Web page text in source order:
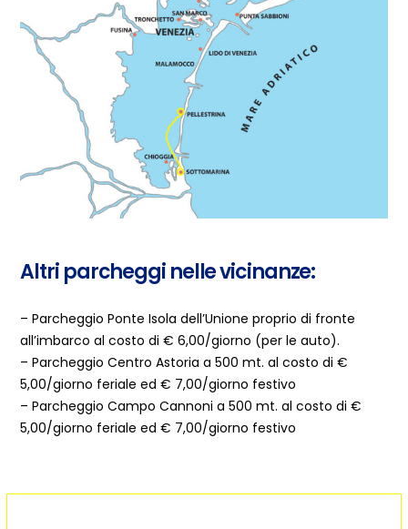
Altri parcheggi nelle vicinanze:
– Parcheggio Ponte Isola dell’Unione proprio di fronte
all’imbarco al costo di € 6,00/giorno (per le auto).
– Parcheggio Centro Astoria a 500 mt. al costo di €
5,00/giorno feriale ed € 7,00/giorno festivo
– Parcheggio Campo Cannoni a 500 mt. al costo di €
5,00/giorno feriale ed € 7,00/giorno festivo